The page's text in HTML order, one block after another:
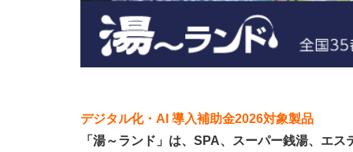
デジタル化・AI 導入補助金2026対象製品
「湯～ランド」は、SPA、スーパー銭湯、エス